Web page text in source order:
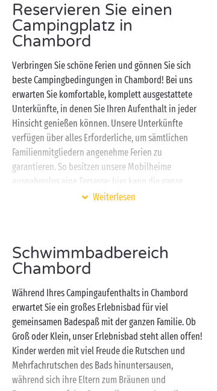
Reservieren Sie einen
Campingplatz in
Chambord
Verbringen Sie schöne Ferien und gönnen Sie sich
beste Campingbedingungen in Chambord! Bei uns
erwarten Sie komfortable, komplett ausgestattete
Unterkünfte, in denen Sie Ihren Aufenthalt in jeder
Hinsicht genießen können. Unsere Unterkünfte
verfügen über alles Erforderliche, um sämtlichen
Familienmitgliedern angenehme Ferien zu
garantieren. So besitzen unsere Mobilheime
ausnahmslos eine Terrasse: hier kann die ganze
Familie gemeinsam essen oder im Außenbereich vor
in denen Ihre Familie ganz ungestört von der ruhigen,
grünen Umgebung profitieren kann. Freunde
Stellplätzen des Campings in Chambord und ihrer
Lage inmitten eines reichen Pflanzenbestands
begeistert sein. Hier können sie Ihre Zelte, Vorzelte
und Fahrzeuge aufstellen und einen wunderbaren
Campingaufenthalt in der Region Centre-Val-de-Loire
verleben.
Weiterlesen
Schwimmbadbereich
Chambord
Während Ihres Campingaufenthalts in Chambord
erwartet Sie ein großes Erlebnisbad für viel
gemeinsamen Badespaß mit der ganzen Familie. Ob
Groß oder Klein, unser Erlebnisbad steht allen offen!
Kinder werden mit viel Freude die Rutschen und
Mehrfachrutschen des Bads hinuntersausen,
während sich ihre Eltern zum Bräunen und